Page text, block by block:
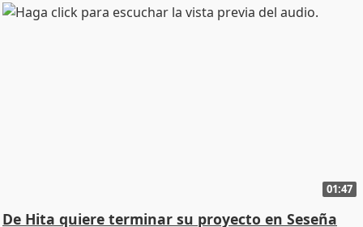
01:47
De Hita quiere terminar su proyecto en Seseña